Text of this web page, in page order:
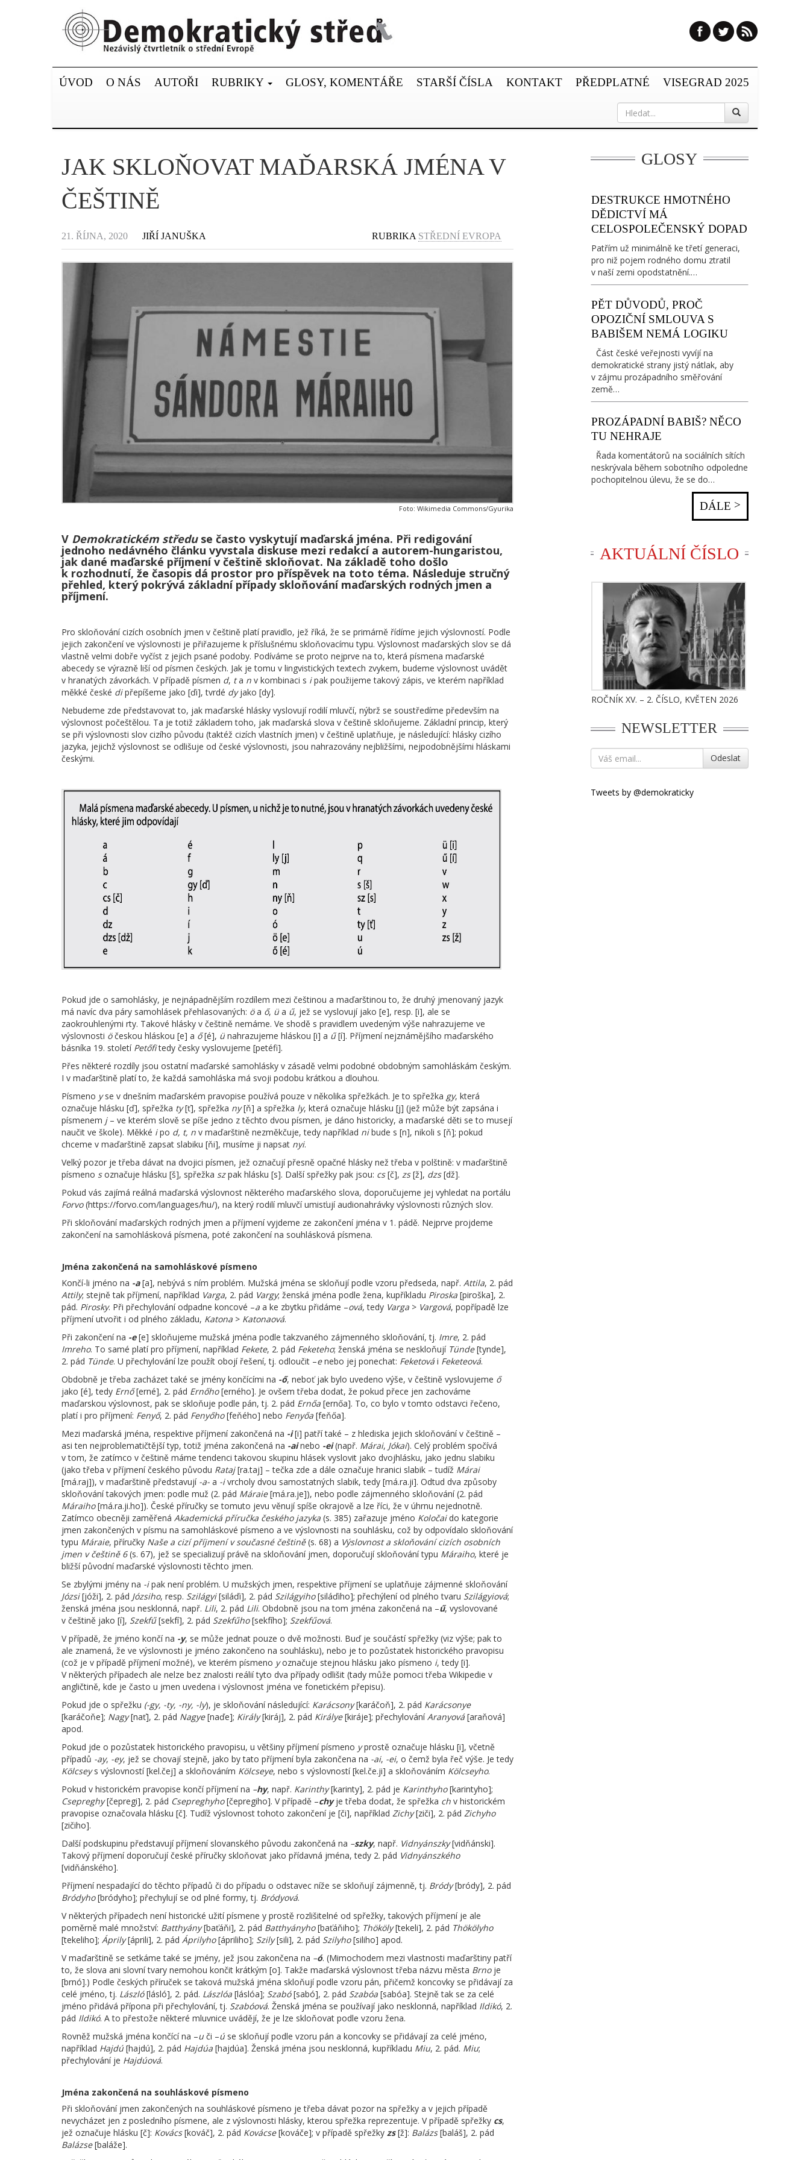
ÚVOD O NÁS AUTOŘI RUBRIKY GLOSY, KOMENTÁŘE STARŠÍ ČÍSLA KONTAKT PŘEDPLATNÉ VISEGRAD 2025
JAK SKLOŇOVAT MAĎARSKÁ JMÉNA V
ČEŠTINĚ
21. ŘÍJNA, 2020 JIŘÍ JANUŠKA RUBRIKA STŘEDNÍ EVROPA
Foto: Wikimedia Commons/Gyurika
V Demokratickém středuse často vyskytují maďarská jména. Při redigování
jednoho nedávného článku vyvstala diskuse mezi redakcí a autorem-hungaristou,
jak dané maďarské příjmení v češtině skloňovat. Na základě toho došlo
k rozhodnutí, že časopis dá prostor pro příspěvek na toto téma. Následuje stručný
přehled, který pokrývá základní případy skloňování maďarských rodných jmen a
příjmení.
Pro skloňování cizích osobních jmen v češtině platí pravidlo, jež říká, že se primárně řídíme jejich výslovností. Podle
jejich zakončení ve výslovnosti je přiřazujeme k příslušnému skloňovacímu typu. Výslovnost maďarských slov se dá
vlastně velmi dobře vyčíst z jejich psané podoby. Podíváme se proto nejprve na to, která písmena maďarské
abecedy se výrazně liší od písmen českých. Jak je tomu v lingvistických textech zvykem, budeme výslovnost uvádět
v hranatých závorkách. V případě písmen d, ta n v kombinaci s ipak použijeme takový zápis, ve kterém například
měkké české dipřepíšeme jako [ďi], tvrdé dyjako [dy].
Nebudeme zde představovat to, jak maďarské hlásky vyslovují rodilí mluvčí, nýbrž se soustředíme především na
výslovnost počeštělou. Ta je totiž základem toho, jak maďarská slova v češtině skloňujeme. Základní princip, který
se při výslovnosti slov cizího původu (taktéž cizích vlastních jmen) v češtině uplatňuje, je následující: hlásky cizího
jazyka, jejichž výslovnost se odlišuje od české výslovnosti, jsou nahrazovány nejbližšími, nejpodobnějšími hláskami
českými.
Pokud jde o samohlásky, je nejnápadnějším rozdílem mezi češtinou a maďarštinou to, že druhý jmenovaný jazyk
má navíc dva páry samohlásek přehlasovaných: öa ő, ü a ű, jež se vyslovují jako [e], resp. [i], ale se
zaokrouhlenými rty. Takové hlásky v češtině nemáme. Ve shodě s pravidlem uvedeným výše nahrazujeme ve
výslovnosti öčeskou hláskou [e] a ő[é], ü nahrazujeme hláskou [i] a ű[í]. Příjmení nejznámějšího maďarského
básníka 19. století Petőfitedy česky vyslovujeme [petéfi].
Přes některé rozdíly jsou ostatní maďarské samohlásky v zásadě velmi podobné obdobným samohláskám českým.
I v maďarštině platí to, že každá samohláska má svoji podobu krátkou a dlouhou.
Písmeno yse v dnešním maďarském pravopise používá pouze v několika spřežkách. Je to spřežka gy, která
označuje hlásku [ď], spřežka ty[ť], spřežka ny[ň] a spřežka ly, která označuje hlásku [j] (jež může být zapsána i
písmenem j– ve kterém slově se píše jedno z těchto dvou písmen, je dáno historicky, a maďarské děti se to musejí
naučit ve škole). Měkké ipo d, t, n v maďarštině nezměkčuje, tedy například nibude s [n], nikoli s [ň]; pokud
chceme v maďarštině zapsat slabiku [ňi], musíme ji napsat nyi.
Velký pozor je třeba dávat na dvojici písmen, jež označují přesně opačné hlásky než třeba v polštině: v maďarštině
písmeno soznačuje hlásku [š], spřežka szpak hlásku [s]. Další spřežky pak jsou: cs[č], zs[ž], dzs[dž].
Pokud vás zajímá reálná maďarská výslovnost některého maďarského slova, doporučujeme jej vyhledat na portálu
Forvo(https://forvo.com/languages/hu/), na který rodilí mluvčí umisťují audionahrávky výslovnosti různých slov.
Při skloňování maďarských rodných jmen a příjmení vyjdeme ze zakončení jména v 1. pádě. Nejprve projdeme
zakončení na samohlásková písmena, poté zakončení na souhlásková písmena.
Jména zakončená na samohláskové písmeno
Končí-li jméno na -a[a], nebývá s ním problém. Mužská jména se skloňují podle vzoru předseda, např. Attila, 2. pád
Attily; stejně tak příjmení, například Varga, 2. pád Vargy; ženská jména podle žena, kupříkladu Piroska [piroška], 2.
pád. Pirosky. Při přechylování odpadne koncové –a a ke zbytku přidáme –ová, tedy Varga > Vargová, popřípadě lze
příjmení utvořit i od plného základu, Katona > Katonaová.
Při zakončení na -e[e] skloňujeme mužská jména podle takzvaného zájmenného skloňování, tj. Imre, 2. pád
Imreho. To samé platí pro příjmení, například Fekete, 2. pád Feketeho; ženská jména se neskloňují Tünde[tynde],
2. pád Tünde. U přechylování lze použít obojí řešení, tj. odloučit –enebo jej ponechat: Feketovái Feketeová.
Obdobně je třeba zacházet také se jmény končícími na -ő, neboť jak bylo uvedeno výše, v češtině vyslovujeme ő
jako [é], tedy Ernő[erné], 2. pád Ernőho[erného]. Je ovšem třeba dodat, že pokud přece jen zachováme
maďarskou výslovnost, pak se skloňuje podle pán, tj. 2. pád Ernőa [ernőa]. To, co bylo v tomto odstavci řečeno,
platí i pro příjmení: Fenyő, 2. pád Fenyőho[feňého] nebo Fenyőa [feňőa].
Mezi maďarská jména, respektive příjmení zakončená na -i[i] patří také – z hlediska jejich skloňování v češtině –
asi ten nejproblematičtější typ, totiž jména zakončená na -ainebo -ei(např. Márai, Jókai). Celý problém spočívá
v tom, že zatímco v češtině máme tendenci takovou skupinu hlásek vyslovit jako dvojhlásku, jako jednu slabiku
(jako třeba v příjmení českého původu Rataj[ra.taj] – tečka zde a dále označuje hranici slabik – tudíž Márai
[má.raj]), v maďarštině představují -a- a -ivrcholy dvou samostatných slabik, tedy [má.ra.ji]. Odtud dva způsoby
skloňování takových jmen: podle muž (2. pád Máraie[má.ra.je]), nebo podle zájmenného skloňování (2. pád
Máraiho[má.ra.ji.ho]). České příručky se tomuto jevu věnují spíše okrajově a lze říci, že v úhrnu nejednotně.
Zatímco obecněji zaměřená Akademická příručka českého jazyka (s. 385) zařazuje jméno Koločaido kategorie
jmen zakončených v písmu na samohláskové písmeno a ve výslovnosti na souhlásku, což by odpovídalo skloňování
typu Máraie, příručky Naše a cizí příjmení v současné češtině(s. 68) a Výslovnost a skloňování cizích osobních
jmen v češtině 6(s. 67), jež se specializují právě na skloňování jmen, doporučují skloňování typu Máraiho, které je
bližší původní maďarské výslovnosti těchto jmen.
Se zbylými jmény na -ipak není problém. U mužských jmen, respektive příjmení se uplatňuje zájmenné skloňování
Józsi[jóži], 2. pád Józsiho, resp. Szilágyi[siláďi], 2. pád Szilágyiho[siláďiho]; přechýlení od plného tvaru Szilágyiová;
ženská jména jsou nesklonná, např. Lili, 2. pád Lili. Obdobně jsou na tom jména zakončená na –ű, vyslovované
v češtině jako [í], Szekfű[sekfí], 2. pád Szekfűho[sekfího]; Szekfűová.
V případě, že jméno končí na -y, se může jednat pouze o dvě možnosti. Buď je součástí spřežky (viz výše; pak to
ale znamená, že ve výslovnosti je jméno zakončeno na souhlásku), nebo je to pozůstatek historického pravopisu
(což je v případě příjmení možné), ve kterém písmeno yoznačuje stejnou hlásku jako písmeno i, tedy [i].
V některých případech ale nelze bez znalosti reálií tyto dva případy odlišit (tady může pomoci třeba Wikipedie v
angličtině, kde je často u jmen uvedena i výslovnost jména ve fonetickém přepisu).
Pokud jde o spřežku (-gy, -ty, -ny, -ly), je skloňování následující: Karácsony[karáčoň], 2. pád Karácsonye
[karáčoňe]; Nagy[nať], 2. pád Nagye[naďe]; Király[kiráj], 2. pád Királye[kiráje]; přechylováníAranyová[araňová]
apod.
Pokud jde o pozůstatek historického pravopisu, u většiny příjmení písmeno yprostě označuje hlásku [i], včetně
případů -ay, -ey, jež se chovají stejně, jako by tato příjmení byla zakončena na -ai, -ei, o čemž byla řeč výše. Je tedy
Kölcseys výslovností [kel.čej] a skloňováním Kölcseye, nebo s výslovností [kel.če.ji] a skloňováním Kölcseyho.
Pokud v historickém pravopise končí příjmení na –hy, např. Karinthy[karinty], 2. pád je Karinthyho[karintyho];
Csepreghy[čepregi], 2. pád Csepreghyho[čepregiho]. V případě –chyje třeba dodat, že spřežka ch v historickém
pravopise označovala hlásku [č]. Tudíž výslovnost tohoto zakončení je [či], například Zichy[ziči], 2. pád Zichyho
[zičiho].
Další podskupinu představují příjmení slovanského původu zakončená na –szky, např. Vidnyánszky[vidňánski].
Takový příjmení doporučují české příručky skloňovat jako přídavná jména, tedy 2. pád Vidnyánszkého
[vidňánského].
Příjmení nespadající do těchto případů či do případu o odstavec níže se skloňují zájmenně, tj. Bródy[bródy], 2. pád
Bródyho[bródyho]; přechylují se od plné formy, tj. Bródyová.
V některých případech není historické užití písmene y prostě rozlišitelné od spřežky, takových příjmení je ale
poměrně malé množství: Batthyány[baťáňi], 2. pád Batthyányho[baťáňiho]; Thököly[tekeli], 2. pád Thökölyho
[tekeliho]; Áprily[áprili], 2. pád Áprilyho[ápriliho]; Szily[sili], 2. pád Szilyho[siliho] apod.
V maďarštině se setkáme také se jmény, jež jsou zakončena na –ó. (Mimochodem mezi vlastnosti maďarštiny patří
to, že slova ani slovní tvary nemohou končit krátkým [o]. Takže maďarská výslovnost třeba názvu města Brnoje
[brnó].) Podle českých příruček se taková mužská jména skloňují podle vzoru pán, přičemž koncovky se přidávají za
celé jméno, tj. László[lásló], 2. pád. Lászlóa [láslóa]; Szabó[sabó], 2. pád Szabóa [sabóa]. Stejně tak se za celé
jméno přidává přípona při přechylování, tj. Szabóová. Ženská jména se používají jako nesklonná, například Ildikó, 2.
pád Ildikó. A to přestože některé mluvnice uvádějí, že je lze skloňovat podle vzoru žena.
Rovněž mužská jména končící na –u či –ú se skloňují podle vzoru pán a koncovky se přidávají za celé jméno,
například Hajdú [hajdú], 2. pád Hajdúa [hajdúa]. Ženská jména jsou nesklonná, kupříkladu Miu, 2. pád. Miu;
přechylování je Hajdúová.
Jména zakončená na souhláskové písmeno
Při skloňování jmen zakončených na souhláskové písmeno je třeba dávat pozor na spřežky a v jejich případě
nevycházet jen z posledního písmene, ale z výslovnosti hlásky, kterou spřežka reprezentuje. V případě spřežky cs,
jež označuje hlásku [č]: Kovács[kováč], 2. pád Kovácse[kováče]; v případě spřežky zs[ž]: Balázs[baláš], 2. pád
Balázse[baláže].
GLOSY
DESTRUKCE HMOTNÉHO
DĚDICTVÍ MÁ
CELOSPOLEČENSKÝ DOPAD
Patřím už minimálně ke třetí generaci,
pro niž pojem rodného domu ztratil
v naší zemi opodstatnění.…
PĚT DŮVODŮ, PROČ
OPOZIČNÍ SMLOUVA S
BABIŠEM NEMÁ LOGIKU
Část české veřejnosti vyvíjí na
demokratické strany jistý nátlak, aby
v zájmu prozápadního směřování
země…
PROZÁPADNÍ BABIŠ? NĚCO
TU NEHRAJE
Řada komentátorů na sociálních sítích
neskrývala během sobotního odpoledne
pochopitelnou úlevu, že se do…
DÁLE >
AKTUÁLNÍ ČÍSLO
ROČNÍK XV. – 2. ČÍSLO, KVĚTEN 2026
NEWSLETTER
Odeslat
Tweets by @demokraticky